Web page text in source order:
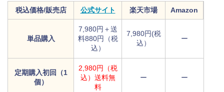
税込価格/販売店 公式サイト 楽天市場 Amazon
単品購入
7,980円＋送
料880円（税
込）
7,980円(税
込）
ー
定期購入初回（1
個）
2,980円（税
込）送料無
料
ー ー